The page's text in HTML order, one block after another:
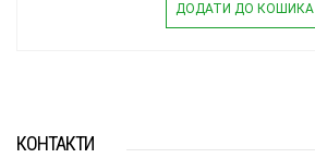
ДОДАТИ ДО КОШИКА
КОНТАКТИ